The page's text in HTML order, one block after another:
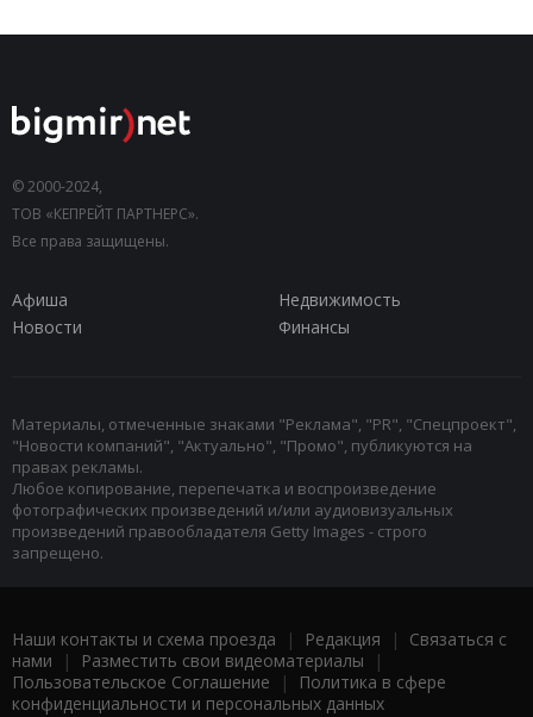
© 2000-2024,
ТОВ «КЕПРЕЙТ ПАРТНЕРС».
Все права защищены.
Афиша
Недвижимость
Новости
Финансы
Материалы, отмеченные знаками "Реклама", "PR", "Спецпроект",
"Новости компаний", "Актуально", "Промо", публикуются на
правах рекламы.
Любое копирование, перепечатка и воспроизведение
фотографических произведений и/или аудиовизуальных
произведений правообладателя Getty Images - строго
запрещено.
Наши контакты и схема проезда | Редакция | Связаться с
нами | Разместить свои видеоматериалы |
Пользовательское Соглашение |
Политика в сфере
конфиденциальности и персональных данных